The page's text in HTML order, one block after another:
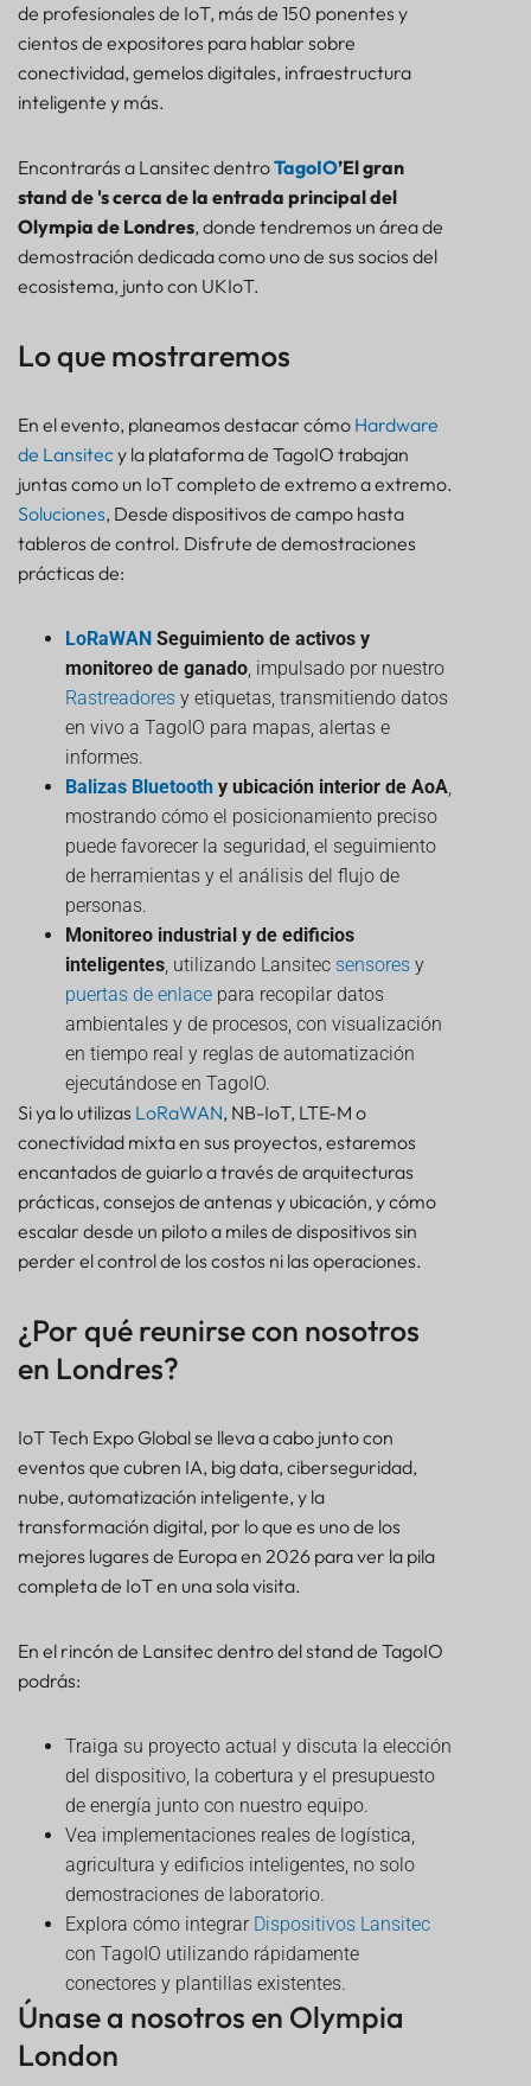
Lo que mostraremos
¿Por qué reunirse con nosotros en Londres?
Únase a nosotros en Olympia London
de profesionales de IoT, más de 150 ponentes y
cientos de expositores para hablar sobre
conectividad, gemelos digitales, infraestructura
inteligente y más.
Encontrarás a Lansitec dentroTagoIO’El gran
stand de 's cerca de la entrada principal del
Olympia de Londres, donde tendremos un área de
demostración dedicada como uno de sus socios del
ecosistema, junto con UKIoT.
Lo que mostraremos
En el evento, planeamos destacar cómo Hardware
de Lansitecy la plataforma de TagoIO trabajan
juntas como un IoT completo de extremo a extremo.
Soluciones, Desde dispositivos de campo hasta
tableros de control. Disfrute de demostraciones
prácticas de:
LoRaWAN Seguimiento de activos y
monitoreo de ganado, impulsado por nuestro
Rastreadores y etiquetas, transmitiendo datos
en vivo a TagoIO para mapas, alertas e
informes.
Balizas Bluetooth y ubicación interior de AoA,
mostrando cómo el posicionamiento preciso
puede favorecer la seguridad, el seguimiento
de herramientas y el análisis del flujo de
personas.
Monitoreo industrial y de edificios
inteligentes, utilizando Lansitec sensores y
puertas de enlace para recopilar datos
ambientales y de procesos, con visualización
en tiempo real y reglas de automatización
ejecutándose en TagoIO.
Si ya lo utilizas LoRaWAN, NB-IoT, LTE-M o
conectividad mixta en sus proyectos, estaremos
encantados de guiarlo a través de arquitecturas
prácticas, consejos de antenas y ubicación, y cómo
escalar desde un piloto a miles de dispositivos sin
perder el control de los costos ni las operaciones.
¿Por qué reunirse con nosotros
en Londres?
IoT Tech Expo Global se lleva a cabo junto con
eventos que cubren IA, big data, ciberseguridad,
nube, automatización inteligente,y la
transformación digital, por lo que es uno de los
mejores lugares de Europa en 2026 para ver la pila
completa de IoT en una sola visita.
En el rincón de Lansitec dentro del stand de TagoIO
podrás:
Traiga su proyecto actual y discuta la elección
del dispositivo, la cobertura y el presupuesto
de energía junto con nuestro equipo.
Vea implementaciones reales de logística,
agricultura y edificios inteligentes, no solo
demostraciones de laboratorio.
Explora cómo integrar Dispositivos Lansitec
con TagoIO utilizando rápidamente
conectores y plantillas existentes.
Únase a nosotros en Olympia
London